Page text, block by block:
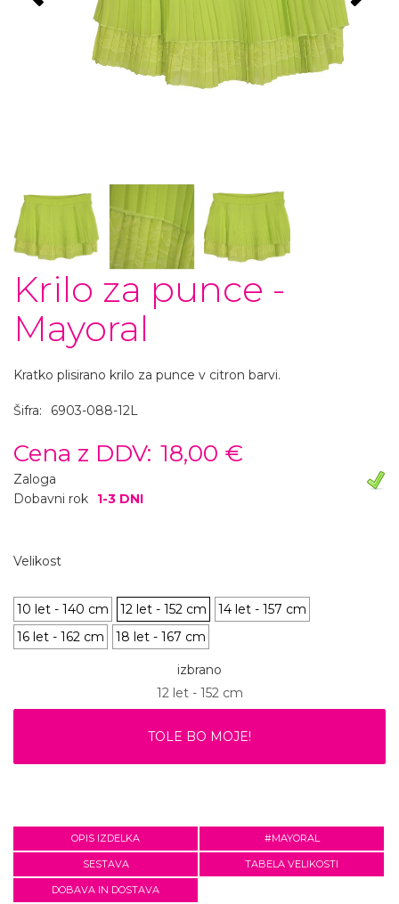
Krilo za punce -
Mayoral
Kratko plisirano krilo za punce v citron barvi.
Šifra: 6903-088-12L
Cena z DDV: 18,00 €
Zaloga
Dobavni rok
1-3 DNI
Velikost
10 let - 140 cm 12 let - 152 cm
14 let - 157 cm
16 let - 162 cm
18 let - 167 cm
izbrano
12 let - 152 cm
TOLE BO MOJE!
OPIS IZDELKA #MAYORAL
SESTAVA TABELA VELIKOSTI
DOBAVA IN DOSTAVA